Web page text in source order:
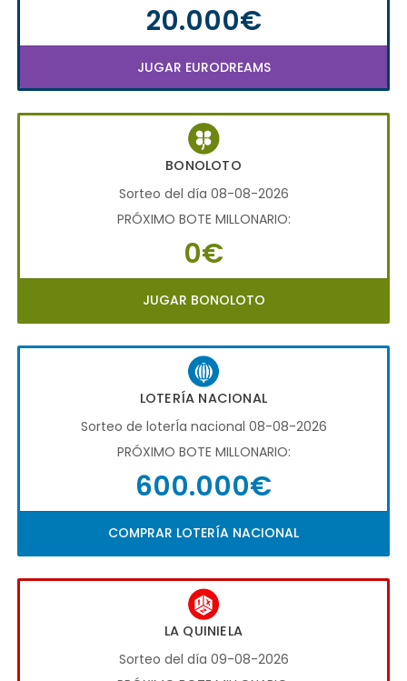
20.000€
JUGAR EURODREAMS
BONOLOTO
Sorteo del día 08-08-2026
PRÓXIMO BOTE MILLONARIO:
0€
JUGAR BONOLOTO
LOTERÍA NACIONAL
Sorteo de loterÍa nacional 08-08-2026
PRÓXIMO BOTE MILLONARIO:
600.000€
COMPRAR LOTERÍA NACIONAL
LA QUINIELA
Sorteo del día 09-08-2026